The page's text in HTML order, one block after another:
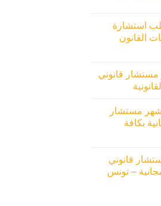
استشارة
القانون
قانوني
مستشار
بكافة
قانوني
– تونس